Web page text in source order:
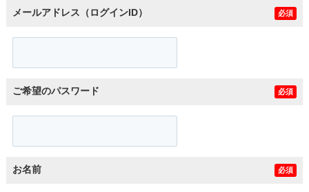
メールアドレス（ログインID） 必須
ご希望のパスワード 必須
お名前 必須